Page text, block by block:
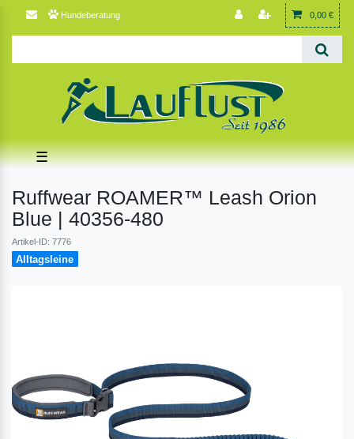
Hundeberatung 0,00 €
☰
Ruffwear ROAMER™ Leash Orion
Blue | 40356-480
Artikel-ID: 7776
Alltagsleine